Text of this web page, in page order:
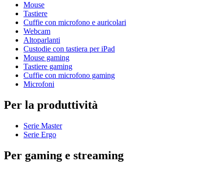
Mouse
Tastiere
Cuffie con microfono e auricolari
Webcam
Altoparlanti
Custodie con tastiera per iPad
Mouse gaming
Tastiere gaming
Cuffie con microfono gaming
Microfoni
Per la produttività
Serie Master
Serie Ergo
Per gaming e streaming